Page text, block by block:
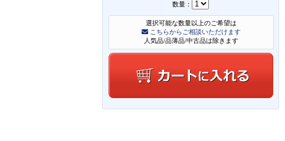
数量：
選択可能な数量以上のご希望は
こちらからご相談いただけます
人気品/品薄品/中古品は除きます